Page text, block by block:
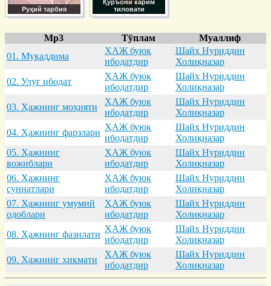
Руҳий тарбия
Қуръони карим
тиловати
Mp3 Тўплам
Муаллиф
01. Муқaддимa
ҲАЖ буюк
ибодатдир
Шайх Нуриддин
Холиқназар
02. Улуғ ибодaт
ҲАЖ буюк
ибодатдир
Шайх Нуриддин
Холиқназар
03. Ҳaжнинг моҳияти
ҲАЖ буюк
ибодатдир
Шайх Нуриддин
Холиқназар
04. Ҳaжнинг фaрзлaри
ҲАЖ буюк
ибодатдир
Шайх Нуриддин
Холиқназар
05. Ҳaжнинг
вожиблaри
ҲАЖ буюк
ибодатдир
Шайх Нуриддин
Холиқназар
06. Ҳaжнинг
суннaтлaри
ҲАЖ буюк
ибодатдир
Шайх Нуриддин
Холиқназар
07. Ҳaжнинг умумий
одоблaри
ҲАЖ буюк
ибодатдир
Шайх Нуриддин
Холиқназар
08. Ҳaжнинг фaзилaти
ҲАЖ буюк
ибодатдир
Шайх Нуриддин
Холиқназар
09. Ҳaжнинг ҳикмaти
ҲАЖ буюк
ибодатдир
Шайх Нуриддин
Холиқназар